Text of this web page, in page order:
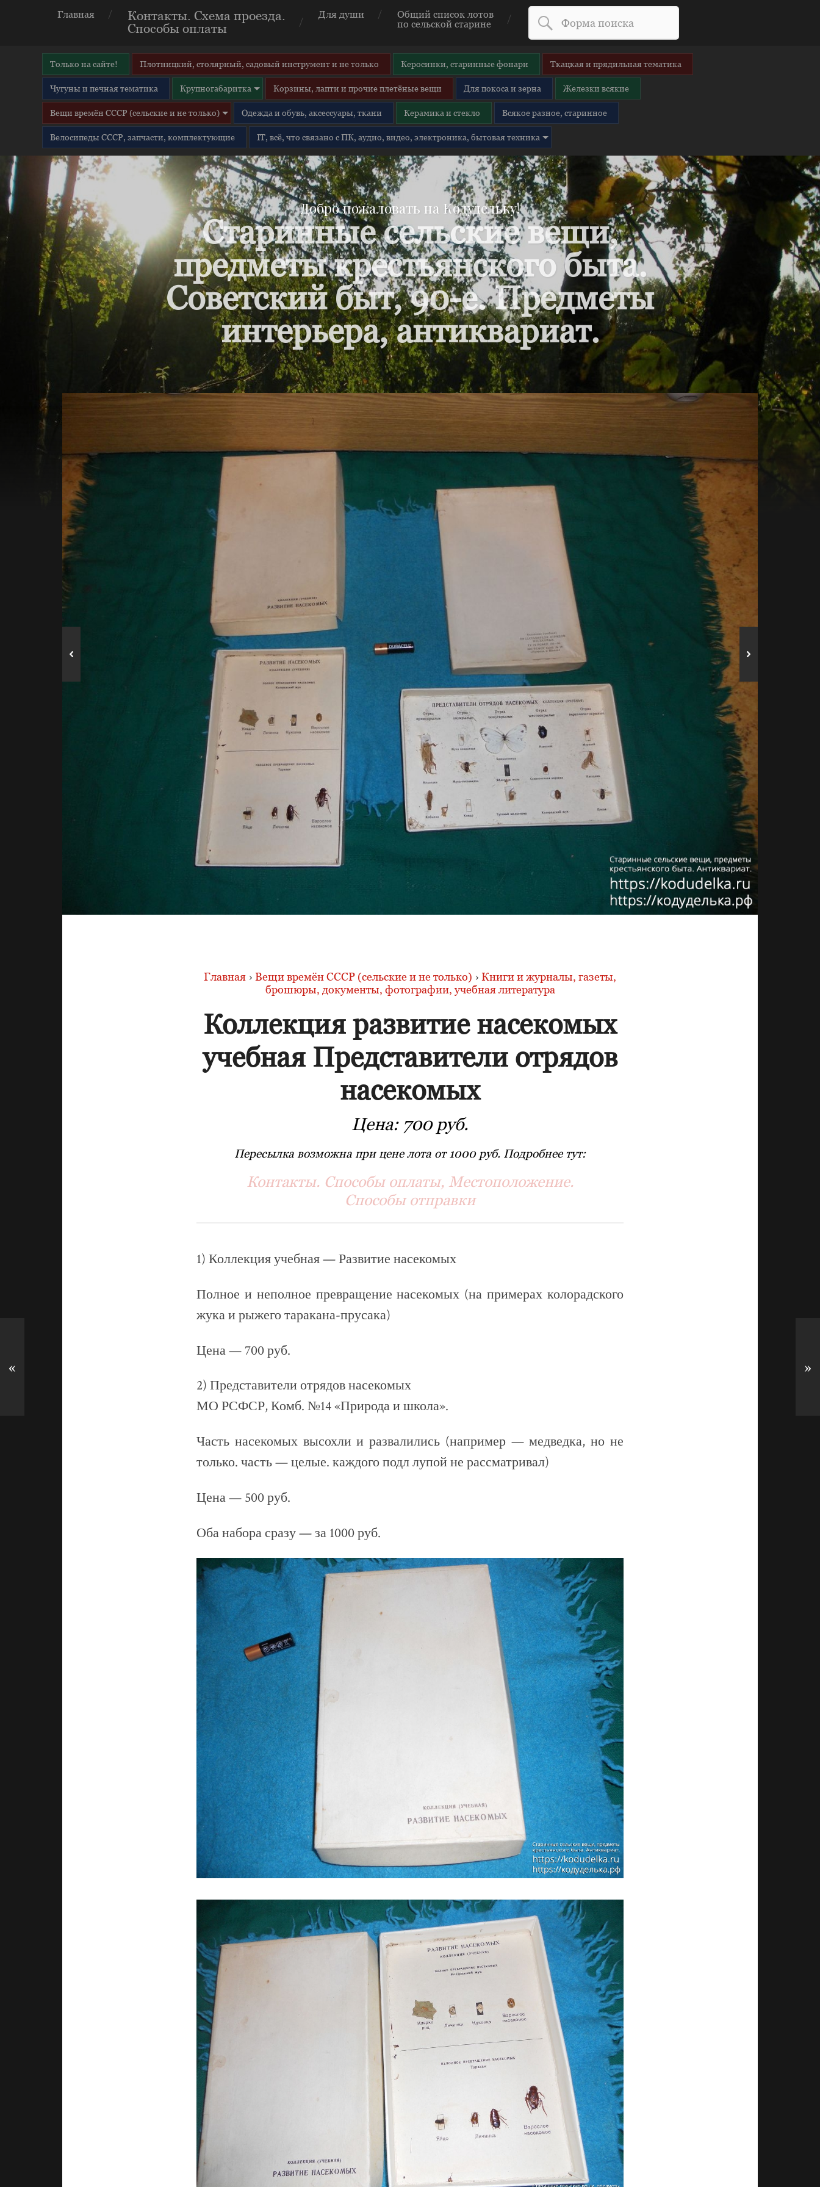
Главная
Контакты. Схема проезда.
Способы оплаты
Для души
Общий список лотов
по сельской старине
Только на сайте! Плотницкий, столярный, садовый инструмент и не только Керосинки, старинные фонари Ткацкая и прядильная тематика
Чугуны и печная тематика Крупногабаритка Корзины, лапти и прочие плетёные вещи Для покоса и зерна Железки всякие
Вещи времён СССР (сельские и не только) Одежда и обувь, аксессуары, ткани Керамика и стекло Всякое разное, старинное
Велосипеды СССР, запчасти, комплектующие IT, всё, что связано с ПК, аудио, видео, электроника, бытовая техника
Добро пожаловать на Кодудельку!
Старинные сельские вещи,
предметы крестьянского быта.
Советский быт, 90-е. Предметы
интерьера, антиквариат.
Главная › Вещи времён СССР (сельские и не только) › Книги и журналы, газеты,
брошюры, документы, фотографии, учебная литература
Коллекция развитие насекомых
учебная Представители отрядов
насекомых
Цена: 700 руб.
Пересылка возможна при цене лота от 1000 руб. Подробнее тут:
Контакты. Способы оплаты, Местоположение.
Способы отправки
1) Коллекция учебная — Развитие насекомых
Полное и неполное превращение насекомых (на примерах колорадского
жука и рыжего таракана-прусака)
Цена — 700 руб.
2) Представители отрядов насекомых
МО РСФСР, Комб. №14 «Природа и школа».
Часть насекомых высохли и развалились (например — медведка, но не
только. часть — целые. каждого подл лупой не рассматривал)
Цена — 500 руб.
Оба набора сразу — за 1000 руб.
« »